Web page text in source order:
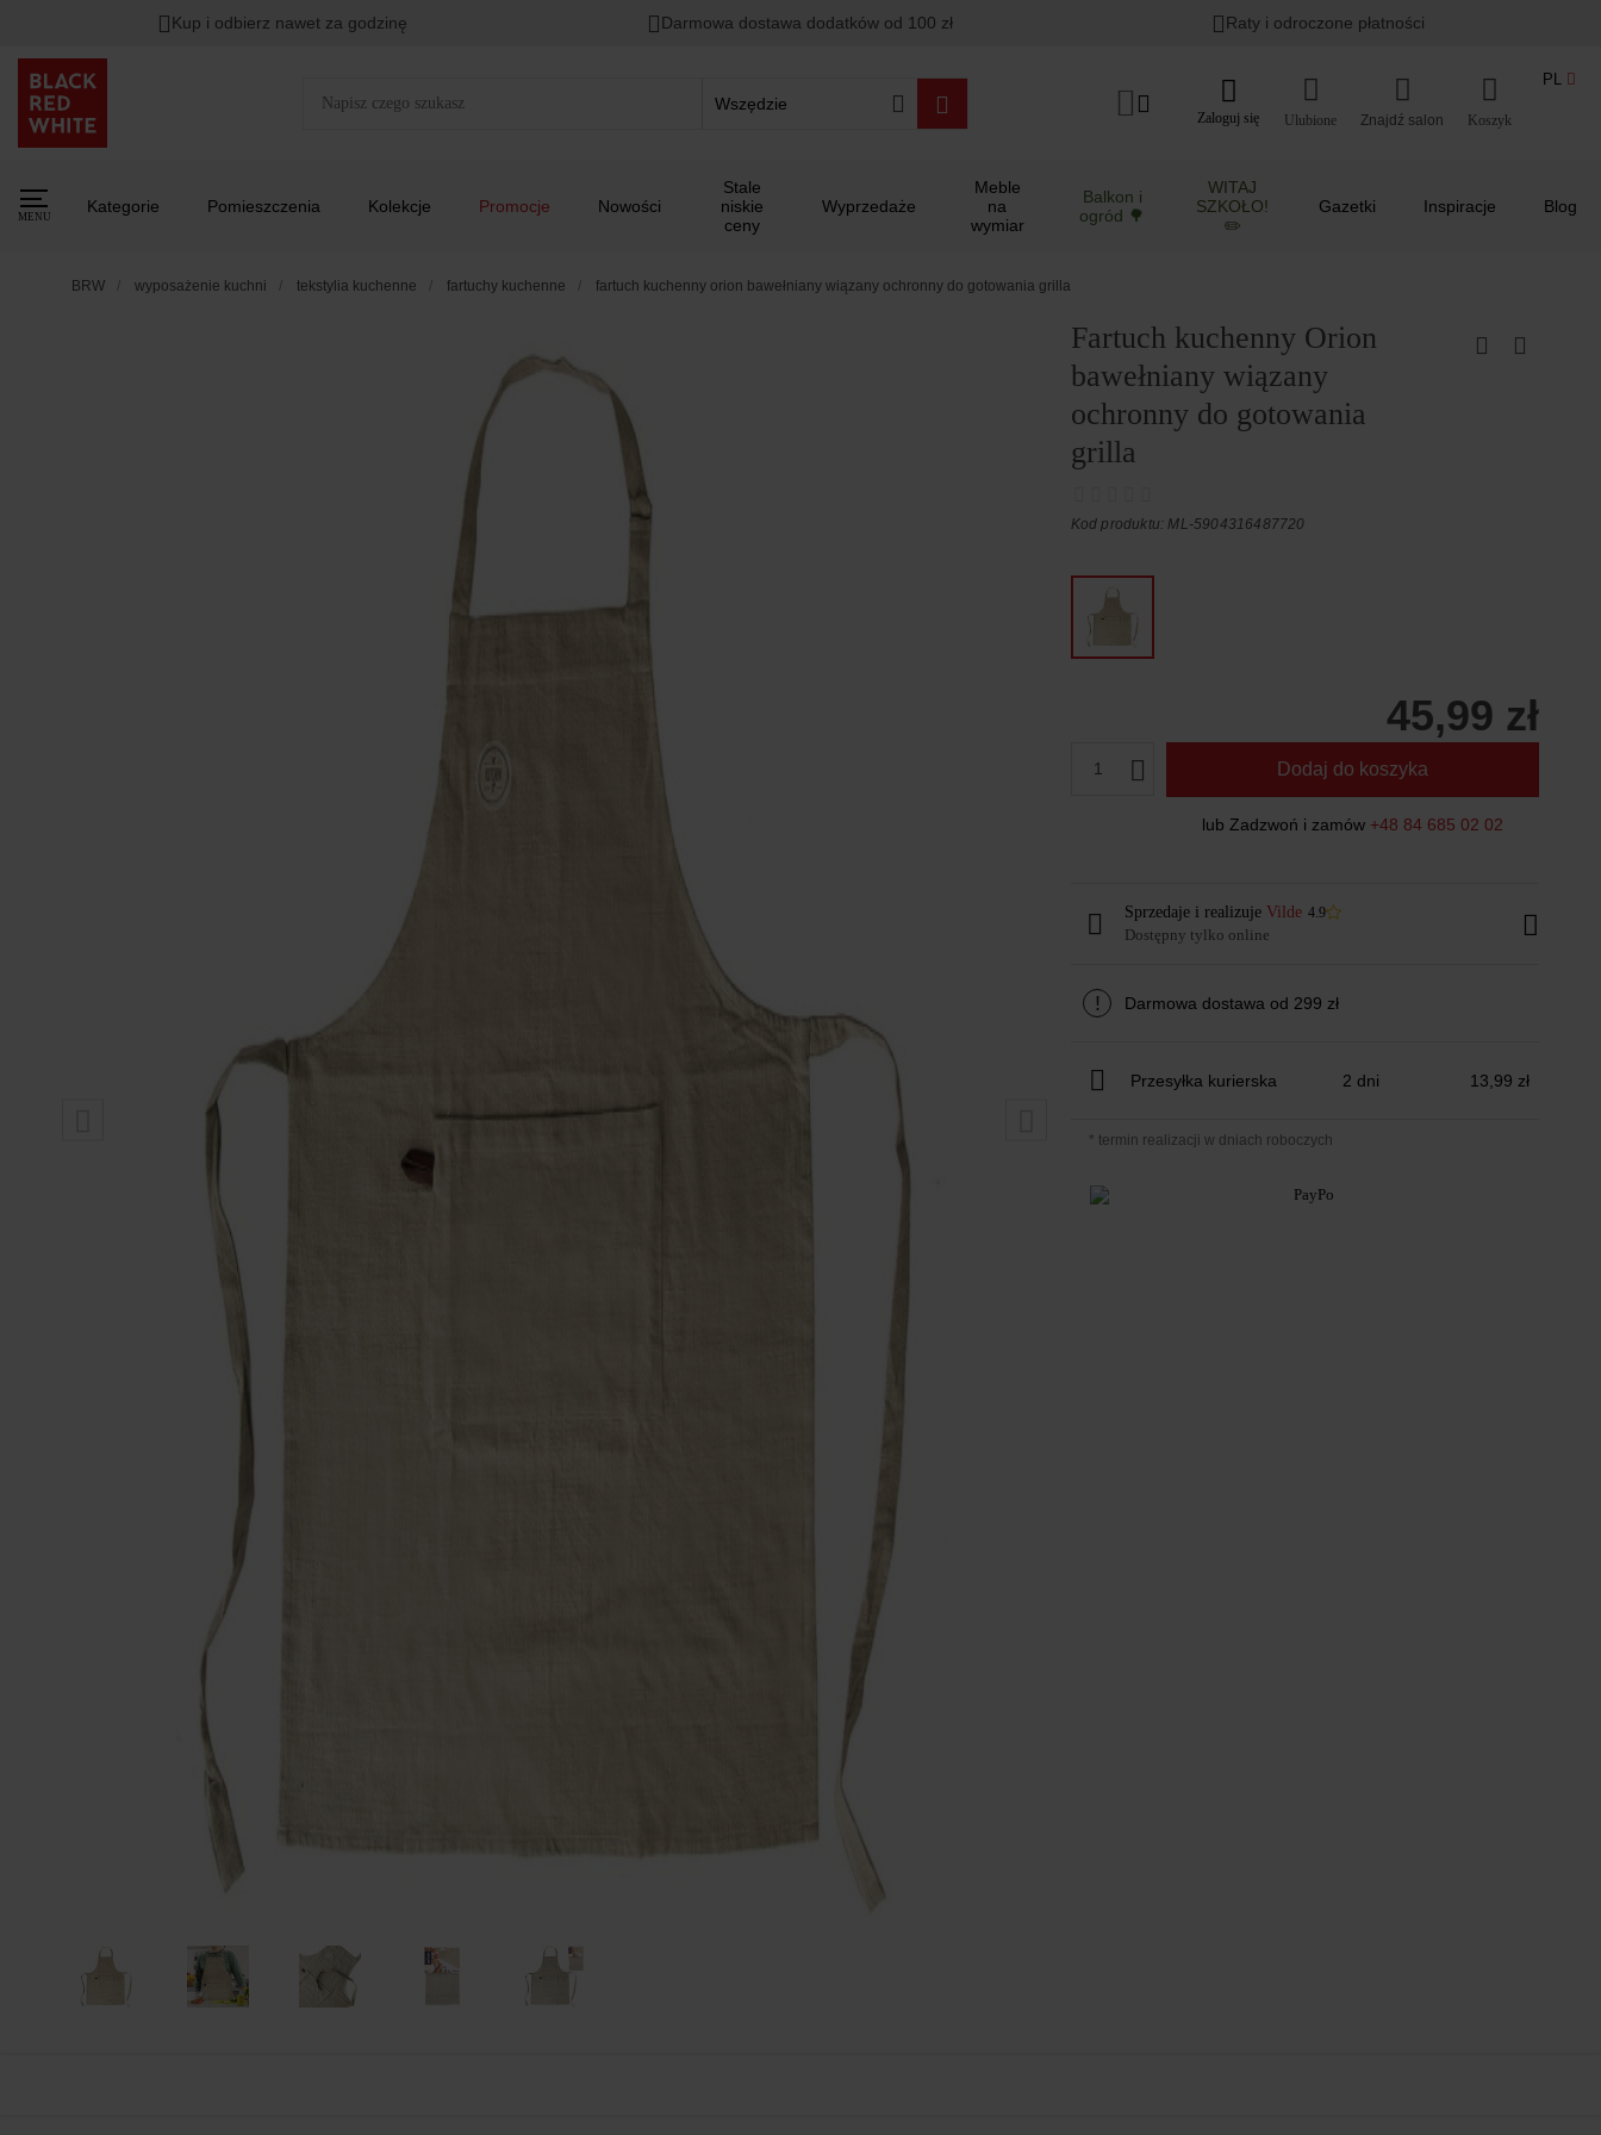
Kup i odbierz nawet za godzinę Darmowa dostawa dodatków od 100 zł Raty i odroczone płatności
Wszędzie
Zaloguj się Ulubione Koszyk
PL
MENU
Kategorie Pomieszczenia Kolekcje Promocje Nowości
Stale
niskie
ceny
Wyprzedaże
Meble
na
wymiar
Balkon i
ogród 🌳
WITAJ
SZKOŁO!
✏️
Gazetki Inspiracje Blog
BRW wyposażenie kuchni tekstylia kuchenne fartuchy kuchenne fartuch kuchenny orion bawełniany wiązany ochronny do gotowania grilla
Fartuch kuchenny Orion
bawełniany wiązany
ochronny do gotowania
grilla
Kod produktu: ML-5904316487720
45,99 zł
1 Dodaj do koszyka
lub Zadzwoń i zamów +48 84 685 02 02
Sprzedaje i realizuje Vilde 4.9
Dostępny tylko online
! Darmowa dostawa od 299 zł
Przesyłka kurierska 2 dni 13,99 zł
* termin realizacji w dniach roboczych